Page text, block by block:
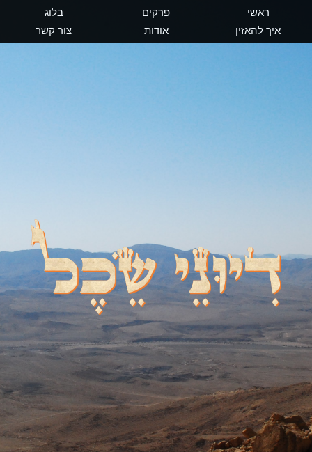
ראשי פרקים
בלוג
איך להאזין
אודות צור קשר
דיוני שכל